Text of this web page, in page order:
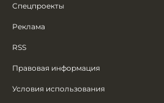
Спецпроекты
Реклама
RSS
Правовая информация
Условия использования